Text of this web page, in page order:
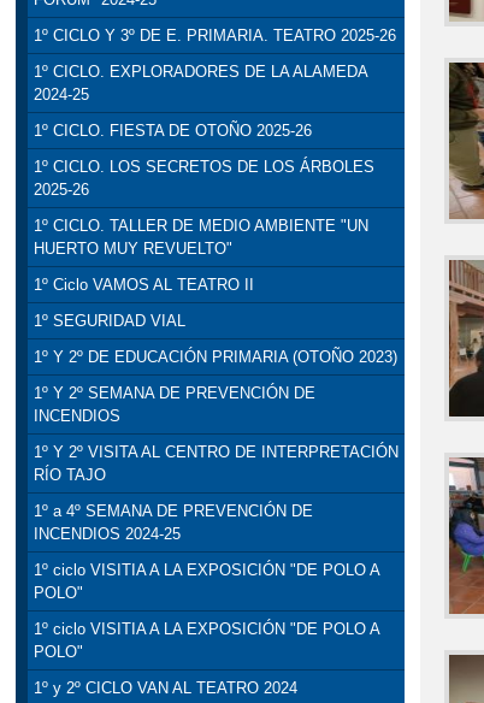
1º CICLO Y 3º DE E. PRIMARIA. TEATRO 2025-26
1º CICLO. EXPLORADORES DE LA ALAMEDA
2024-25
1º CICLO. FIESTA DE OTOÑO 2025-26
1º CICLO. LOS SECRETOS DE LOS ÁRBOLES
2025-26
1º CICLO. TALLER DE MEDIO AMBIENTE "UN
HUERTO MUY REVUELTO"
1º Ciclo VAMOS AL TEATRO II
1º SEGURIDAD VIAL
1º Y 2º DE EDUCACIÓN PRIMARIA (OTOÑO 2023)
1º Y 2º SEMANA DE PREVENCIÓN DE
INCENDIOS
1º Y 2º VISITA AL CENTRO DE INTERPRETACIÓN
RÍO TAJO
1º a 4º SEMANA DE PREVENCIÓN DE
INCENDIOS 2024-25
1º ciclo VISITIA A LA EXPOSICIÓN "DE POLO A
POLO"
1º ciclo VISITIA A LA EXPOSICIÓN "DE POLO A
POLO"
1º y 2º CICLO VAN AL TEATRO 2024